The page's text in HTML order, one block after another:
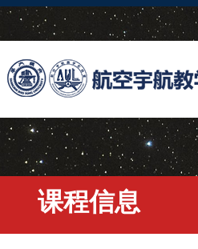
课程信息